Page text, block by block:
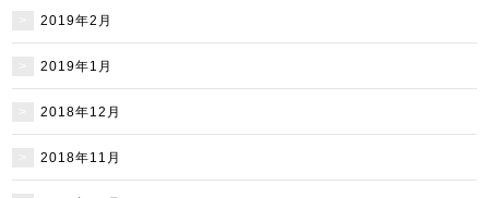
2019年2月
2019年1月
2018年12月
2018年11月